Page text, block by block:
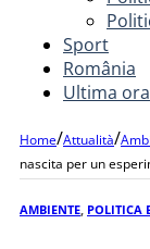
Sport
România
Ultima ora
Home/Attualità/
nascita per un
AMBIENTE POLITICA